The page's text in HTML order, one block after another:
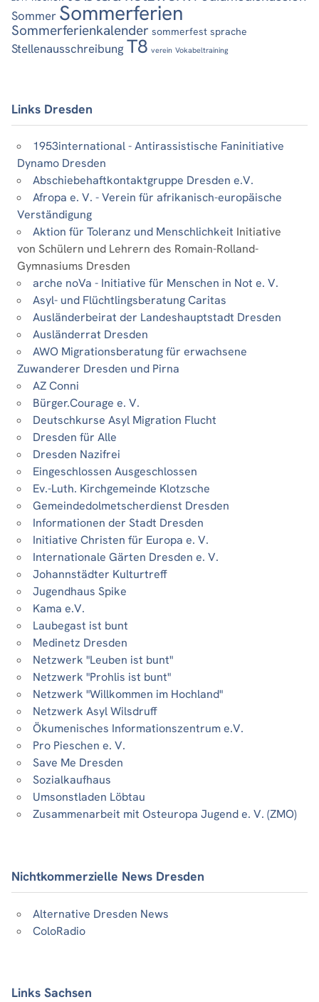
Sommer Sommerferien
Sommerferienkalender sommerfest sprache
Stellenausschreibung T8 verein Vokabeltraining
Links Dresden
1953international - Antirassistische Faninitiative
Dynamo Dresden
Abschiebehaftkontaktgruppe Dresden e.V.
Afropa e. V. - Verein für afrikanisch-europäische
Verständigung
Aktion für Toleranz und Menschlichkeit Initiative
von Schülern und Lehrern des Romain-Rolland-
Gymnasiums Dresden
arche noVa - Initiative für Menschen in Not e. V.
Asyl- und Flüchtlingsberatung Caritas
Ausländerbeirat der Landeshauptstadt Dresden
Ausländerrat Dresden
AWO Migrationsberatung für erwachsene
Zuwanderer Dresden und Pirna
AZ Conni
Bürger.Courage e. V.
Deutschkurse Asyl Migration Flucht
Dresden für Alle
Dresden Nazifrei
Eingeschlossen Ausgeschlossen
Ev.-Luth. Kirchgemeinde Klotzsche
Gemeindedolmetscherdienst Dresden
Informationen der Stadt Dresden
Initiative Christen für Europa e. V.
Internationale Gärten Dresden e. V.
Johannstädter Kulturtreff
Jugendhaus Spike
Kama e.V.
Laubegast ist bunt
Medinetz Dresden
Netzwerk "Leuben ist bunt"
Netzwerk "Prohlis ist bunt"
Netzwerk "Willkommen im Hochland"
Netzwerk Asyl Wilsdruff
Ökumenisches Informationszentrum e.V.
Pro Pieschen e. V.
Save Me Dresden
Sozialkaufhaus
Umsonstladen Löbtau
Zusammenarbeit mit Osteuropa Jugend e. V. (ZMO)
Nichtkommerzielle News Dresden
Alternative Dresden News
ColoRadio
Links Sachsen